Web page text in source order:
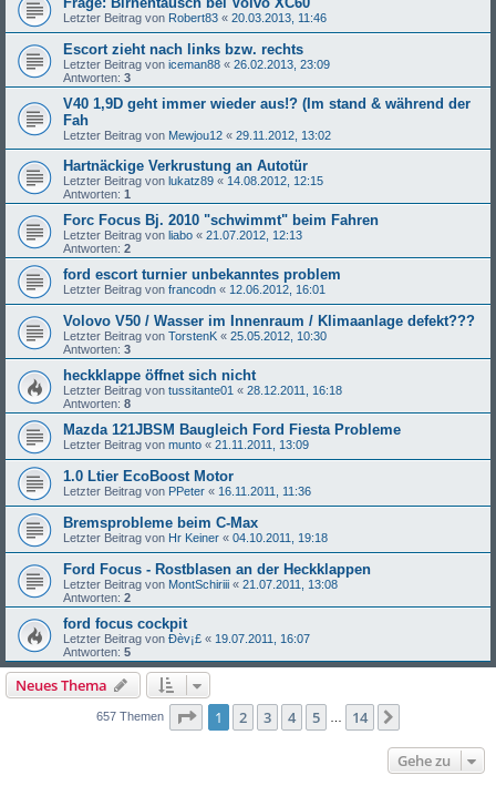
Letzter Beitrag von Robert83 « 20.03.2013, 11:46
Escort zieht nach links bzw. rechts
Letzter Beitrag von iceman88 « 26.02.2013, 23:09
Antworten: 3
V40 1,9D geht immer wieder aus!? (Im stand & während der
Fah
Letzter Beitrag von Mewjou12 « 29.11.2012, 13:02
Hartnäckige Verkrustung an Autotür
Letzter Beitrag von lukatz89 « 14.08.2012, 12:15
Antworten: 1
Forc Focus Bj. 2010 "schwimmt" beim Fahren
Letzter Beitrag von liabo « 21.07.2012, 12:13
Antworten: 2
ford escort turnier unbekanntes problem
Letzter Beitrag von francodn « 12.06.2012, 16:01
Volovo V50 / Wasser im Innenraum / Klimaanlage defekt???
Letzter Beitrag von TorstenK « 25.05.2012, 10:30
Antworten: 3
heckklappe öffnet sich nicht
Letzter Beitrag von tussitante01 « 28.12.2011, 16:18
Antworten: 8
Mazda 121JBSM Baugleich Ford Fiesta Probleme
Letzter Beitrag von munto « 21.11.2011, 13:09
1.0 Ltier EcoBoost Motor
Letzter Beitrag von PPeter « 16.11.2011, 11:36
Bremsprobleme beim C-Max
Letzter Beitrag von Hr Keiner « 04.10.2011, 19:18
Ford Focus - Rostblasen an der Heckklappen
Letzter Beitrag von MontSchiriii « 21.07.2011, 13:08
Antworten: 2
ford focus cockpit
Letzter Beitrag von Ðèv¡£ « 19.07.2011, 16:07
Antworten: 5
Neues Thema
657 Themen Seite 1von 14
1 2 3 4 5 14
Gehe zu